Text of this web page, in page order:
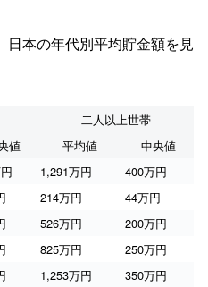
日本の年代別平均貯金額を見
二人以上世帯
値 平均値
中央値
1,291万円
400万円
214万円
44万円
526万円
200万円
825万円
250万円
1,253万円
350万円